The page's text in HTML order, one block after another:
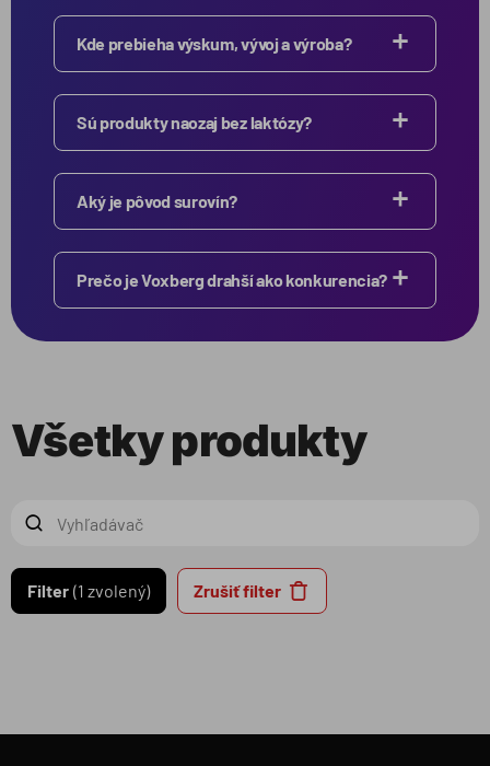
Kde prebieha výskum, vývoj a výroba?
Sú produkty naozaj bez laktózy?
Aký je pôvod surovín?
Prečo je Voxberg drahší ako konkurencia?
Všetky produkty
Filter 1 zvolený Zrušiť filter